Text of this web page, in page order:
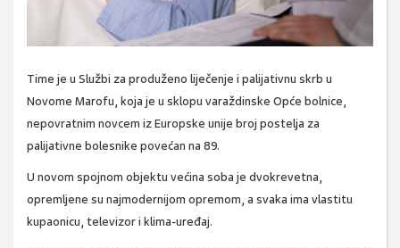
Time je u Službi za produženo liječenje i palijativnu skrb u
Novome Marofu, koja je u sklopu varaždinske Opće bolnice,
nepovratnim novcem iz Europske unije broj postelja za
palijativne bolesnike povećan na 89.
U novom spojnom objektu većina soba je dvokrevetna,
opremljene su najmodernijom opremom, a svaka ima vlastitu
kupaonicu, televizor i klima-uređaj.